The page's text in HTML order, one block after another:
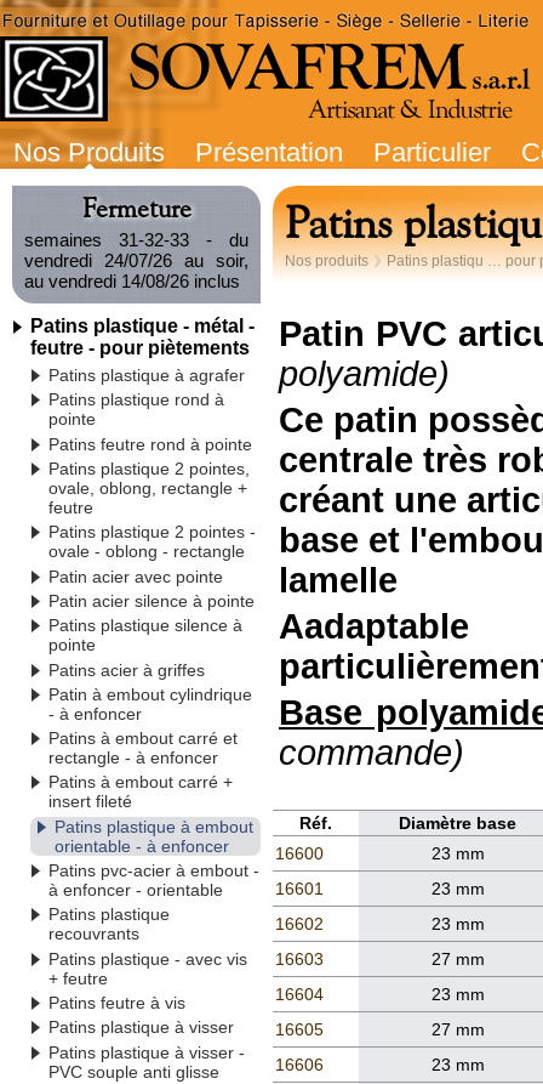
Nos Produits Présentation Particulier
Fermeture
semaines 31-32-33 - du
vendredi 24/07/26 au soir,
au vendredi 14/08/26 inclus
Patins plastique - métal -
feutre - pour piètements
Patins plastique à agrafer
Patins plastique rond à
pointe
Patins feutre rond à pointe
Patins plastique 2 pointes,
ovale, oblong, rectangle +
feutre
Patins plastique 2 pointes -
ovale - oblong - rectangle
Patin acier avec pointe
Patin acier silence à pointe
Patins plastique silence à
pointe
Patins acier à griffes
Patin à embout cylindrique
- à enfoncer
Patins à embout carré et
rectangle - à enfoncer
Patins à embout carré +
insert fileté
Patins plastique à embout
orientable - à enfoncer
Patins pvc-acier à embout -
à enfoncer - orientable
Patins plastique
recouvrants
Patins plastique - avec vis
+ feutre
Patins feutre à vis
Patins plastique à visser
Patins plastique à visser -
PVC souple anti glisse
Patins
Nos produits Patins plastiqu … pour
Patin PVC
polyamide)
Ce patin
centrale très
créant une
base et
lamelle
Base
commande)
Réf.
Diamètre base
16600
23 mm
16601
23 mm
16602
23 mm
16603
27 mm
16604
23 mm
16605
27 mm
16606
23 mm